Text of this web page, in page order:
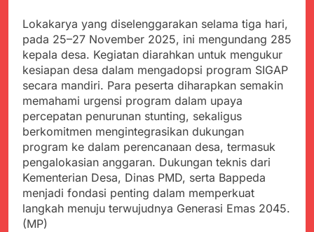
Lokakarya yang diselenggarakan selama tiga hari,
pada 25–27 November 2025, ini mengundang 285
kepala desa. Kegiatan diarahkan untuk mengukur
kesiapan desa dalam mengadopsi program SIGAP
secara mandiri. Para peserta diharapkan semakin
memahami urgensi program dalam upaya
percepatan penurunan stunting, sekaligus
berkomitmen mengintegrasikan dukungan
program ke dalam perencanaan desa, termasuk
pengalokasian anggaran. Dukungan teknis dari
Kementerian Desa, Dinas PMD, serta Bappeda
menjadi fondasi penting dalam memperkuat
langkah menuju terwujudnya Generasi Emas 2045.
(MP)